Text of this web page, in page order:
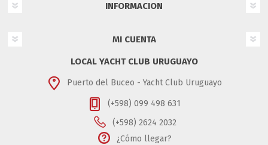
INFORMACION
MI CUENTA
LOCAL YACHT CLUB URUGUAYO
Puerto del Buceo - Yacht Club Uruguayo
(+598) 099 498 631
(+598) 2624 2032
¿Cómo llegar?